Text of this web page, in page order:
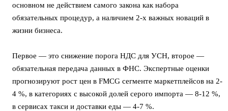
основном не действием самого закона как набора
обязательных процедур, а наличием 2-х важных новаций в
жизни бизнеса.
Первое — это снижение порога НДС для УСН, второе —
обязательная передача данных в ФНС. Экспертные оценки
прогнозируют рост цен в FMCG сегменте маркетплейсов на 2-
4 %, в категориях с высокой долей серого импорта — 8-12 %,
в сервисах такси и доставки еды — 4-7 %.